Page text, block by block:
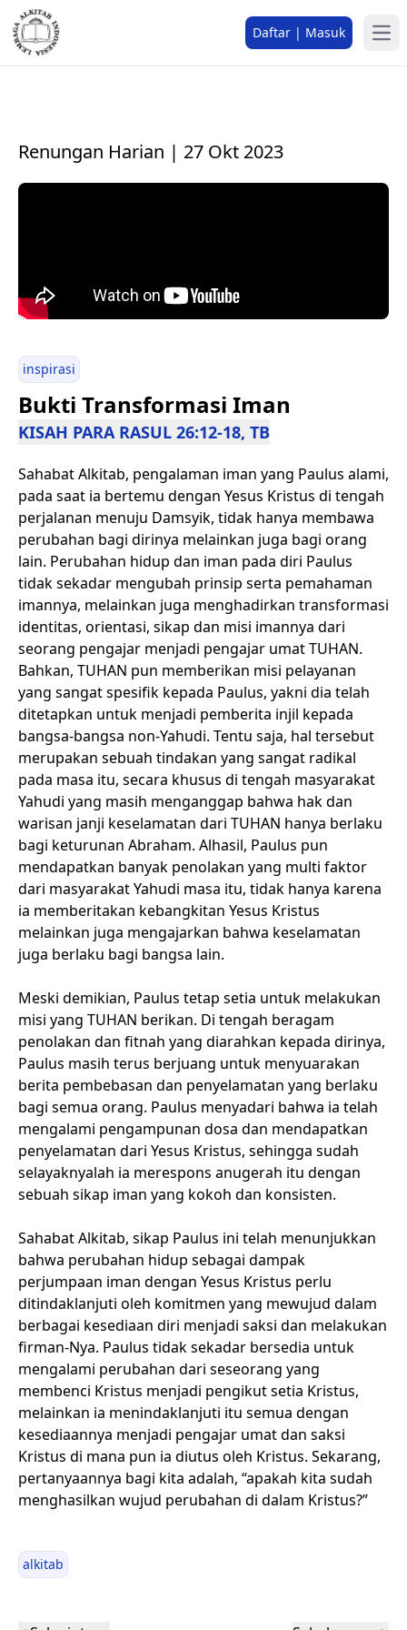
Daftar | Masuk
Renungan Harian | 27 Okt 2023
inspirasi
Bukti Transformasi Iman
KISAH PARA RASUL 26:12-18, TB
Sahabat Alkitab, pengalaman iman yang Paulus alami,
pada saat ia bertemu dengan Yesus Kristus di tengah
perjalanan menuju Damsyik, tidak hanya membawa
perubahan bagi dirinya melainkan juga bagi orang
lain. Perubahan hidup dan iman pada diri Paulus
tidak sekadar mengubah prinsip serta pemahaman
imannya, melainkan juga menghadirkan transformasi
identitas, orientasi, sikap dan misi imannya dari
seorang pengajar menjadi pengajar umat TUHAN.
Bahkan, TUHAN pun memberikan misi pelayanan
yang sangat spesifik kepada Paulus, yakni dia telah
ditetapkan untuk menjadi pemberita injil kepada
bangsa-bangsa non-Yahudi. Tentu saja, hal tersebut
merupakan sebuah tindakan yang sangat radikal
pada masa itu, secara khusus di tengah masyarakat
Yahudi yang masih menganggap bahwa hak dan
warisan janji keselamatan dari TUHAN hanya berlaku
bagi keturunan Abraham. Alhasil, Paulus pun
mendapatkan banyak penolakan yang multi faktor
dari masyarakat Yahudi masa itu, tidak hanya karena
ia memberitakan kebangkitan Yesus Kristus
melainkan juga mengajarkan bahwa keselamatan
juga berlaku bagi bangsa lain.
Meski demikian, Paulus tetap setia untuk melakukan
misi yang TUHAN berikan. Di tengah beragam
penolakan dan fitnah yang diarahkan kepada dirinya,
Paulus masih terus berjuang untuk menyuarakan
berita pembebasan dan penyelamatan yang berlaku
bagi semua orang. Paulus menyadari bahwa ia telah
mengalami pengampunan dosa dan mendapatkan
penyelamatan dari Yesus Kristus, sehingga sudah
selayaknyalah ia merespons anugerah itu dengan
sebuah sikap iman yang kokoh dan konsisten.
Sahabat Alkitab, sikap Paulus ini telah menunjukkan
bahwa perubahan hidup sebagai dampak
perjumpaan iman dengan Yesus Kristus perlu
ditindaklanjuti oleh komitmen yang mewujud dalam
berbagai kesediaan diri menjadi saksi dan melakukan
firman-Nya. Paulus tidak sekadar bersedia untuk
mengalami perubahan dari seseorang yang
membenci Kristus menjadi pengikut setia Kristus,
melainkan ia menindaklanjuti itu semua dengan
kesediaannya menjadi pengajar umat dan saksi
Kristus di mana pun ia diutus oleh Kristus. Sekarang,
pertanyaannya bagi kita adalah, “apakah kita sudah
menghasilkan wujud perubahan di dalam Kristus?”
alkitab